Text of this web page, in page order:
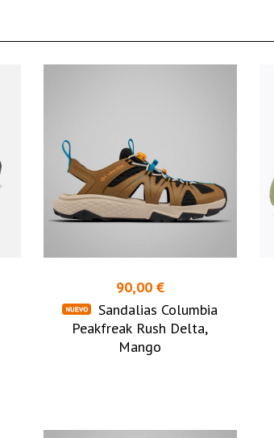
90,00 €
Sandalias Columbia
Peakfreak Rush Delta,
Mango